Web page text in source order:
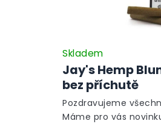
Jay's Hemp
bez příchutě
Skladem
Pozdravujeme
Máme pro vás